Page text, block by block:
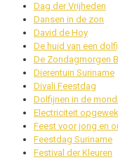
Dag der Vrijheden
Dansen in de zon
David de Hoy
De huid van een
De Zondagmorgen
Dierentuin Suriname
Divali Feestdag
Dolfijnen in de
Electriciteit
Feest voor jong en
Feestdag Suriname
Festival der Kleuren